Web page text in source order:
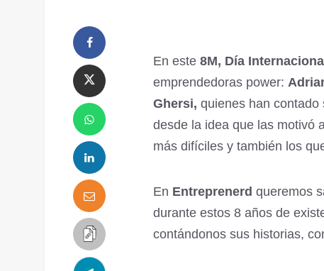
En este 8M, Día
emprendedoras power:
Ghersi, quienes han contado
desde la idea que las motivó
más difíciles y también los
En Entreprenerd queremos
durante estos 8 años de
contándonos sus historias,